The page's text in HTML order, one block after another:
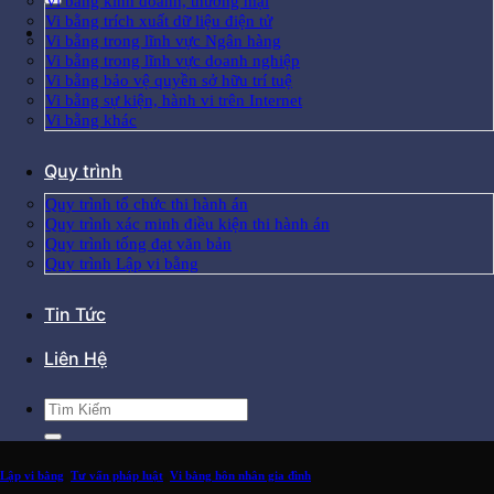
Vi bằng trích xuất dữ liệu điện tử
Vi bằng trong lĩnh vực Ngân hàng
Vi bằng trong lĩnh vực doanh nghiệp
Vi bằng bảo vệ quyền sở hữu trí tuệ
Vi bằng sự kiện, hành vi trên Internet
Vi bằng khác
Quy trình
Quy trình tổ chức thi hành án
Quy trình xác minh điều kiện thi hành án
Quy trình tống đạt văn bản
Quy trình Lập vi bằng
Tin Tức
Liên Hệ
Lập vi bằng Tư vấn pháp luật Vi bằng hôn nhân gia đình